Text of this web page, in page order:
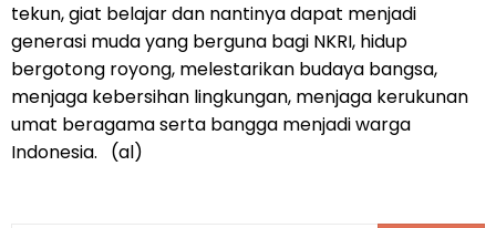
tekun, giat belajar dan nantinya dapat menjadi
generasi muda yang berguna bagi NKRI, hidup
bergotong royong, melestarikan budaya bangsa,
menjaga kebersihan lingkungan, menjaga kerukunan
umat beragama serta bangga menjadi warga
Indonesia. (al)